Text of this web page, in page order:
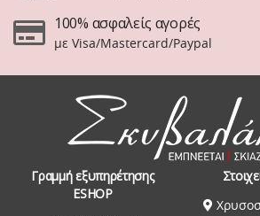
100% ασφαλείς αγορές
με Visa/Mastercard/Paypal
Γραμμή εξυπηρέτησης
ESHOP